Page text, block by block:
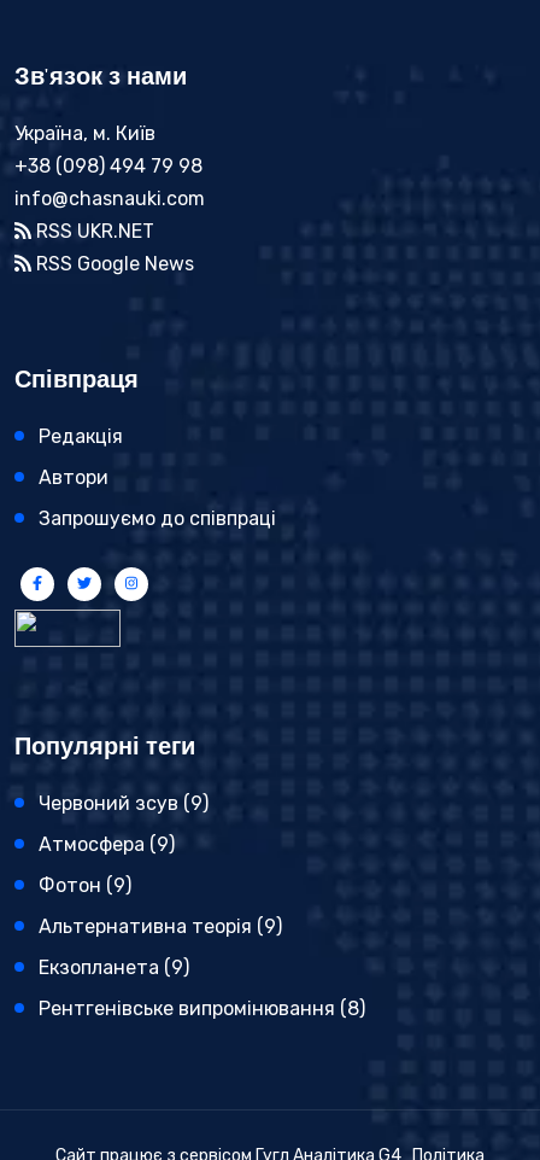
Зв'язок з нами
Україна, м. Київ
+38 (098) 494 79 98
info@chasnauki.com
RSS UKR.NET
RSS Google News
Співпраця
Редакція
Автори
Запрошуємо до співпраці
Популярні теги
Червоний зсув (9)
Атмосфера (9)
Фотон (9)
Альтернативна теорія (9)
Екзопланета (9)
Рентгенівське випромінювання (8)
Сайт працює з сервісом Гугл Аналітика G4 Політика